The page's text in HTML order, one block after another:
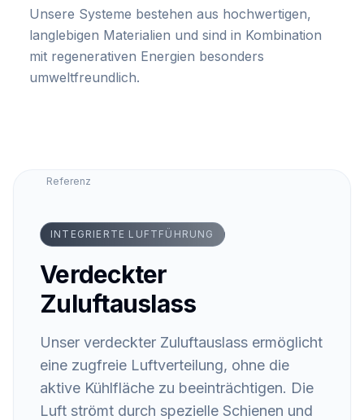
Unsere Systeme bestehen aus hochwertigen,
langlebigen Materialien und sind in Kombination
mit regenerativen Energien besonders
umweltfreundlich.
Referenz
INTEGRIERTE LUFTFÜHRUNG
Verdeckter
Zuluftauslass
Unser verdeckter Zuluftauslass ermöglicht
eine zugfreie Luftverteilung, ohne die
aktive Kühlfläche zu beeinträchtigen. Die
Luft strömt durch spezielle Schienen und